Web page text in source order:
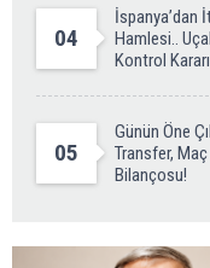
04
İspanya’dan
Hamlesi..
Kontrol
05
Günün Öne
Transfer,
Bilançosu!